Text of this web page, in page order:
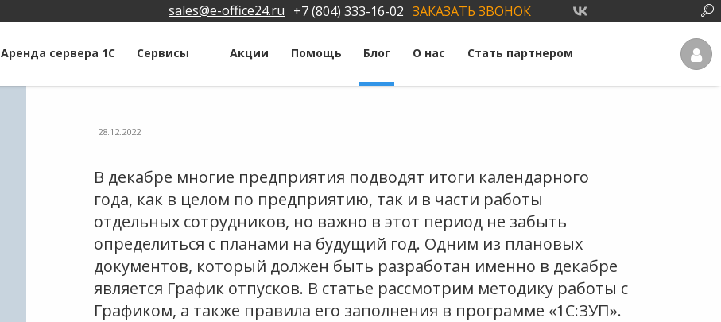
sales@e-office24.ru +7 (804) 333-16-02 ЗАКАЗАТЬ ЗВОНОК
Аренда сервера 1С Сервисы Акции Помощь Блог О нас Стать партнером
28.12.2022
В декабре многие предприятия подводят итоги календарного
года, как в целом по предприятию, так и в части работы
отдельных сотрудников, но важно в этот период не забыть
определиться с планами на будущий год. Одним из плановых
документов, который должен быть разработан именно в декабре
является График отпусков. В статье рассмотрим методику работы с
Графиком, а также правила его заполнения в программе «1С:ЗУП».